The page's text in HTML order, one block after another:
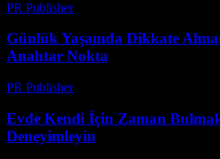
PR Publisher-
Günlük Yaşamda Dikkate
Anahtar Nokta
PR Publisher-
Evde Kendi İçin Zaman Bulmak:
Deneyimleyin